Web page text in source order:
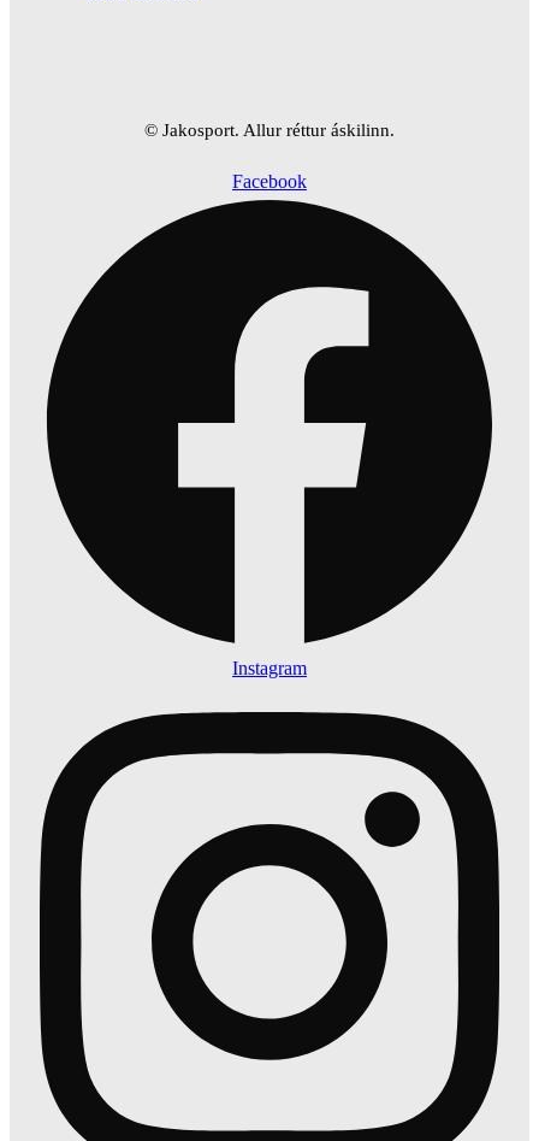
© Jakosport. Allur réttur áskilinn.
Facebook
Instagram